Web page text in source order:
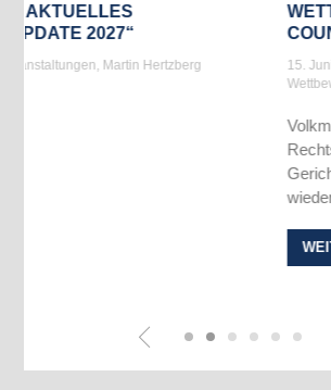
WETTBEWERBSRECHT:
COUNTDOWN“ BEIM
15. Juni 2026 Volkmar
Volkmar Nicodemus,
Rechtsschutz, gibt eine etwas
Gerichtsentscheidung des LG